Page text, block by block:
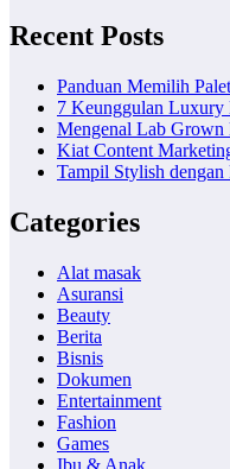
Recent Posts
Panduan Memilih
7 Keunggulan
Mengenal Lab
Kiat Content
Tampil Stylish
Categories
Alat masak
Asuransi
Beauty
Berita
Bisnis
Dokumen
Entertainment
Fashion
Games
Ibu & Anak